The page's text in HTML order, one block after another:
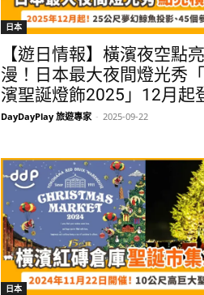
日本
【遊日情報】橫濱夜空點
漫！日本最大夜間燈光秀
濱聖誕燈飾2025」12月起
DayDayPlay 旅遊專家 - 2025-09-22
日本